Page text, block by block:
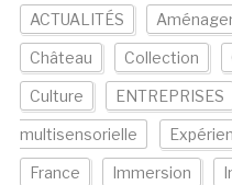
ACTUALITÉS
Château Collection
Culture ENTREPRISES
multisensorielle
France Immersion